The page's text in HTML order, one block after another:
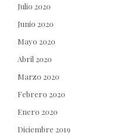
Julio 2020
Junio 2020
Mayo 2020
Abril 2020
Marzo 2020
Febrero 2020
Enero 2020
Diciembre 2019